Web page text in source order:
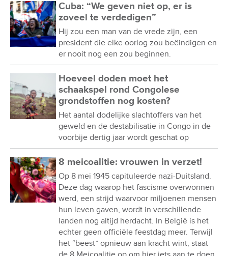
Cuba: “We geven niet op, er is
zoveel te verdedigen”
Hij zou een man van de vrede zijn, een
president die elke oorlog zou beëindigen en
er nooit nog een zou beginnen.
Hoeveel doden moet het
schaakspel rond Congolese
grondstoffen nog kosten?
Het aantal dodelijke slachtoffers van het
geweld en de destabilisatie in Congo in de
voorbije dertig jaar wordt geschat op
8 meicoalitie: vrouwen in verzet!
Op 8 mei 1945 capituleerde nazi-Duitsland.
Deze dag waarop het fascisme overwonnen
werd, een strijd waarvoor miljoenen mensen
hun leven gaven, wordt in verschillende
landen nog altijd herdacht. In België is het
echter geen officiële feestdag meer. Terwijl
het “beest” opnieuw aan kracht wint, staat